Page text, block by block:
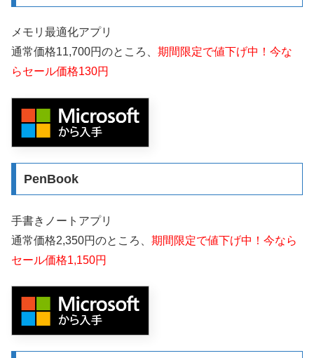
メモリ最適化アプリ
通常価格11,700円のところ、 期間限定で値下げ中！今な
らセール価格130円
PenBook
手書きノートアプリ
通常価格2,350円のところ、 期間限定で値下げ中！今なら
セール価格1,150円